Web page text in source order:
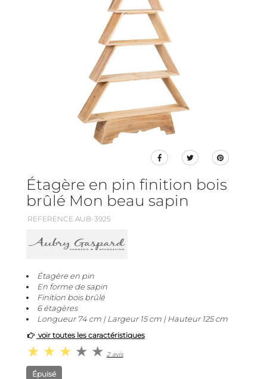
Étagère en pin finition bois
brûlé Mon beau sapin
REFERENCE AUB-3925
Étagère en pin
En forme de sapin
Finition bois brûlé
6 étagères
Longueur 74 cm | Largeur 15 cm | Hauteur 125 cm
voir toutes les caractéristiques
2 avis
Épuisé